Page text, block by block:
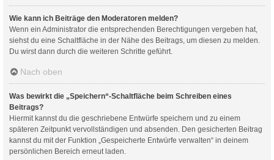
Wie kann ich Beiträge den Moderatoren melden?
Wenn ein Administrator die entsprechenden Berechtigungen vergeben hat,
siehst du eine Schaltfläche in der Nähe des Beitrags, um diesen zu melden.
Du wirst dann durch die weiteren Schritte geführt.
Nach oben
Was bewirkt die „Speichern“-Schaltfläche beim Schreiben eines
Beitrags?
Hiermit kannst du die geschriebene Entwürfe speichern und zu einem
späteren Zeitpunkt vervollständigen und absenden. Den gesicherten Beitrag
kannst du mit der Funktion „Gespeicherte Entwürfe verwalten“ in deinem
persönlichen Bereich erneut laden.